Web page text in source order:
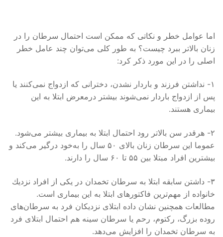
اما عوامل خطر و نكاتی كه ممكن است احتمال سرطان را در
زنان بالاتر ببرد چیست؟ به طور كلی می‌توان چند عامل خطر
اصلی را در این مورد ذكر كرد:
۱- نداشتن فرزند و باردار نشدن، دخترانی كه ازدواج نمی‌كنند یا
پس از ازدواج باردار نمی‌شوند بیشتر درمعرض ابتلا به این
بیماری هستند.
۲- هرقدر سن بالاتر رود احتمال ابتلا به بیماری بیشتر می‌شود.
عموما این سرطان زنان بالای ۵۰ سال را به‌خود درگیر می‌كند و
بیشترین افراد مبتلا بین ۵۵ تا ۶۰ سال را دارند.
۳- داشتن سابقه ابتلا به سرطان تخمدان در یكی از افراد نزدیك
خانواده از مهم‌ترین فاكتورهای ابتلا به این بیماری است.
مطالعات همچنین نشان داده ابتلای نزدیكان فرد به سرطان‌‌های
روده بزرگ، ركتوم، رحم یا سرطان سینه هم احتمال ابتلای فرد
به سرطان تخمدان را افزایش می‌دهد.